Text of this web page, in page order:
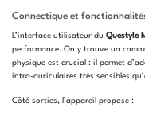
Connectique et
L’interface utilisateur du Questyle
performance. On y trouve un
physique est crucial : il permet
intra-auriculaires très sensibles
Côté sorties, l’appareil propose :